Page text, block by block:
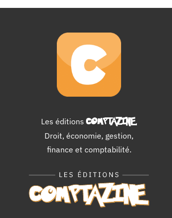
Les éditions COMPTAZINE.
Droit, économie, gestion,
finance et comptabilité.